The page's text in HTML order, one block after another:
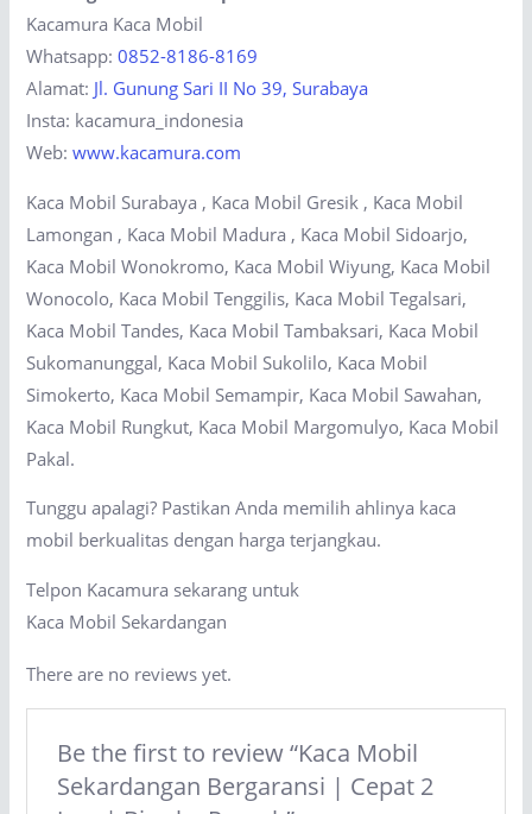
Kacamura Kaca Mobil
Whatsapp:0852-8186-8169
Alamat: Jl. Gunung Sari II No 39, Surabaya
Insta: kacamura_indonesia
Web:www.kacamura.com
Kaca Mobil Surabaya , Kaca Mobil Gresik , Kaca Mobil
Lamongan , Kaca Mobil Madura , Kaca Mobil Sidoarjo,
Kaca Mobil Wonokromo, Kaca Mobil Wiyung, Kaca Mobil
Wonocolo, Kaca Mobil Tenggilis, Kaca Mobil Tegalsari,
Kaca Mobil Tandes, Kaca Mobil Tambaksari, Kaca Mobil
Sukomanunggal, Kaca Mobil Sukolilo, Kaca Mobil
Simokerto, Kaca Mobil Semampir, Kaca Mobil Sawahan,
Kaca Mobil Rungkut, Kaca Mobil Margomulyo, Kaca Mobil
Pakal.
Tunggu apalagi? Pastikan Anda memilih ahlinya kaca
mobil berkualitas dengan harga terjangkau.
Telpon Kacamura sekarang untuk
Kaca Mobil Sekardangan
There are no reviews yet.
Be the first to review “Kaca Mobil
Sekardangan Bergaransi | Cepat 2